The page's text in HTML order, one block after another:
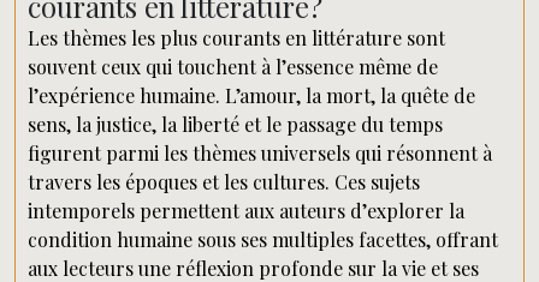
Les thèmes les plus courants en littérature sont
souvent ceux qui touchent à l’essence même de
l’expérience humaine. L’amour, la mort, la quête de
sens, la justice, la liberté et le passage du temps
figurent parmi les thèmes universels qui résonnent à
travers les époques et les cultures. Ces sujets
intemporels permettent aux auteurs d’explorer la
condition humaine sous ses multiples facettes, offrant
aux lecteurs une réflexion profonde sur la vie et ses